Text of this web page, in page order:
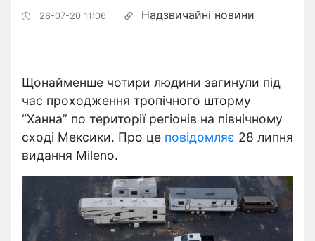
28-07-20 11:06 Надзвичайні новини
Щонайменше чотири людини загинули під
час проходження тропічного шторму
“Ханна” по території регіонів на північному
сході Мексики. Про це повідомляє 28 липня
видання Milenо.